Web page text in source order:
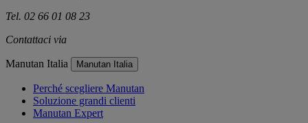
Tel. 02 66 01 08 23
Contattaci via
Manutan Italia Manutan Italia
Perché scegliere Manutan
Soluzione grandi clienti
Manutan Expert